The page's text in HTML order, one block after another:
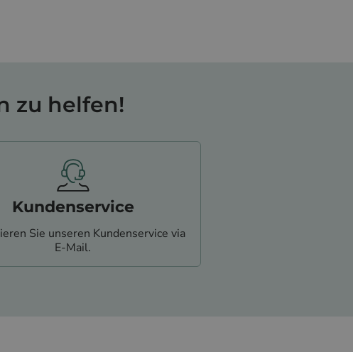
zu helfen!
Kundenservice
Sie unseren Kundenservice via
E-Mail.